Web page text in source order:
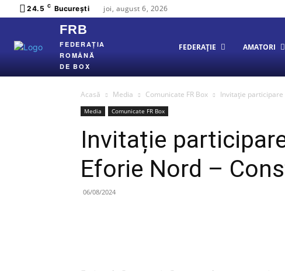
24.5 C București joi, august 6, 2026
FRB
FEDERAȚIA
ROMÂNĂ
DE BOX
FEDERAȚIE AMATORI
Acasă Media Comunicate FR Box Invitație participare
Media Comunicate FR Box
Invitație
Eforie Nord –
06/08/2024